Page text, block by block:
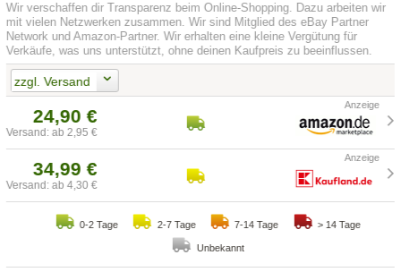
Wir verschaffen dir Transparenz beim Online-Shopping. Dazu arbeiten wir
mit vielen Netzwerken zusammen. Wir sind Mitglied des eBay Partner
Network und Amazon-Partner. Wir erhalten eine kleine Vergütung für
Verkäufe, was uns unterstützt, ohne deinen Kaufpreis zu beeinflussen.
zzgl. Versand
24,90 €
Versand: ab 2,95 €
34,99 €
Versand: ab 4,30 €
0-2 Tage 2-7 Tage 7-14 Tage > 14 Tage
Unbekannt